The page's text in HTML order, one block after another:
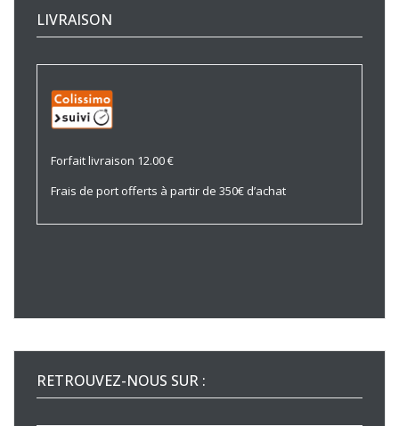
LIVRAISON
Forfait livraison 12.00 €
Frais de port offerts à partir de 350€ d’achat
RETROUVEZ-NOUS SUR :